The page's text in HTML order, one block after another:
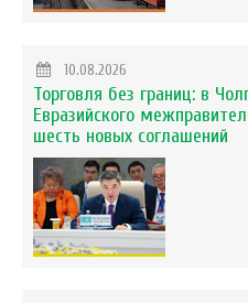
10.08.2026
Торговля без границ: в
Евразийского
шесть новых соглашений